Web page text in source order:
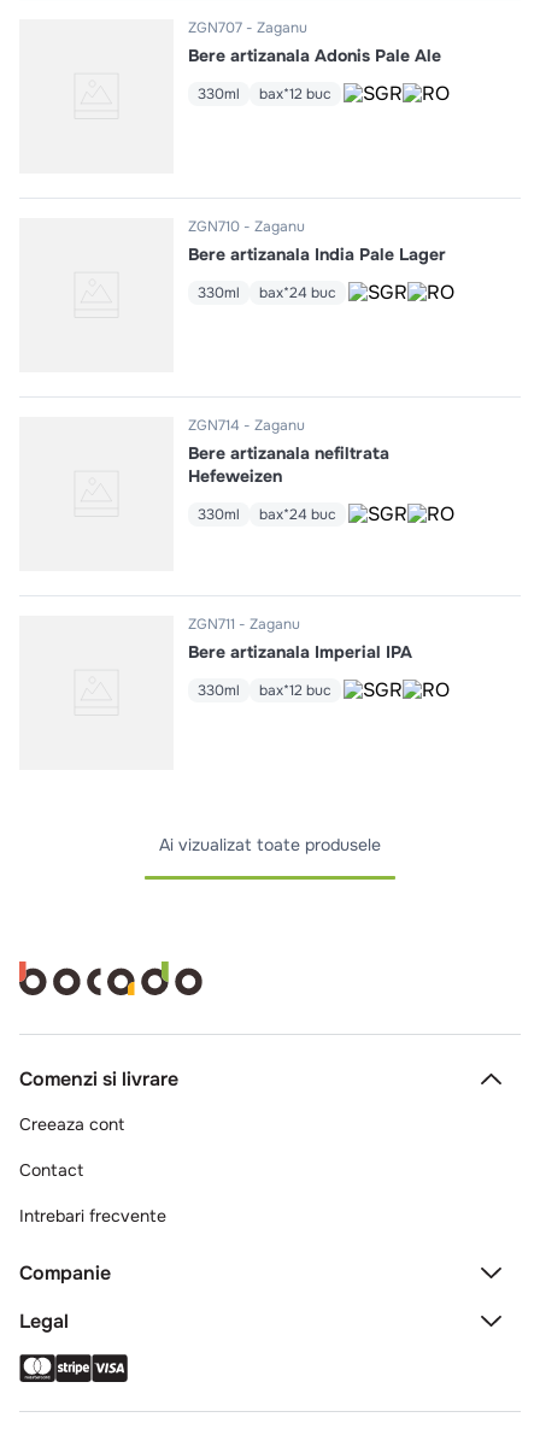
ZGN707 Zaganu
Bere artizanala Adonis Pale Ale
330ml bax*12 buc
ZGN710 Zaganu
Bere artizanala India Pale Lager
330ml bax*24 buc
ZGN714 Zaganu
Bere artizanala nefiltrata
Hefeweizen
330ml bax*24 buc
ZGN711 Zaganu
Bere artizanala Imperial IPA
330ml bax*12 buc
Ai vizualizat toate produsele
Comenzi si livrare
Creeaza cont
Contact
Intrebari frecvente
Companie
Legal